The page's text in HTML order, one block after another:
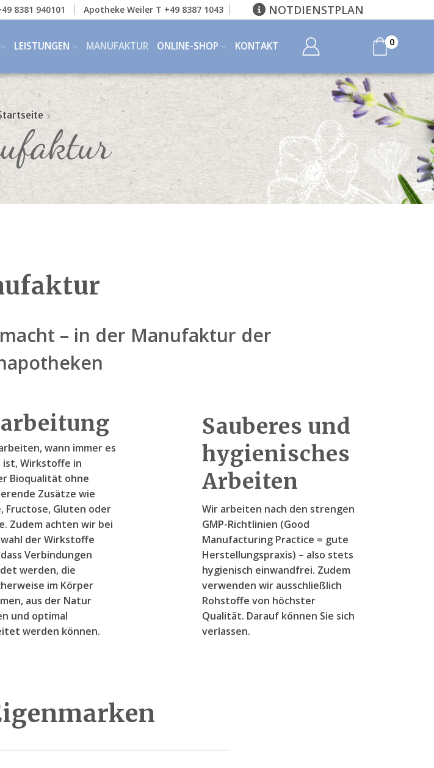
8381 940101 Apotheke Weiler T +49 8387 1043 NOTDIENSTPLAN
LEISTUNGEN MANUFAKTUR ONLINE-SHOP KONTAKT 0
– in der Manufaktur der
wann immer es
ist, Wirkstoffe in
Bioqualität ohne
Zusätze wie
Fructose, Gluten oder
Zudem achten wir bei
der Wirkstoffe
Verbindungen
werden, die
im Körper
aus der Natur
und optimal
werden können.
Sauberes und
hygienisches
Arbeiten
Wir arbeiten nach den strengen
GMP-Richtlinien (Good
Manufacturing Practice = gute
Herstellungspraxis) – also stets
hygienisch einwandfrei. Zudem
verwenden wir ausschließlich
Rohstoffe von höchster
Qualität. Darauf können Sie sich
verlassen.